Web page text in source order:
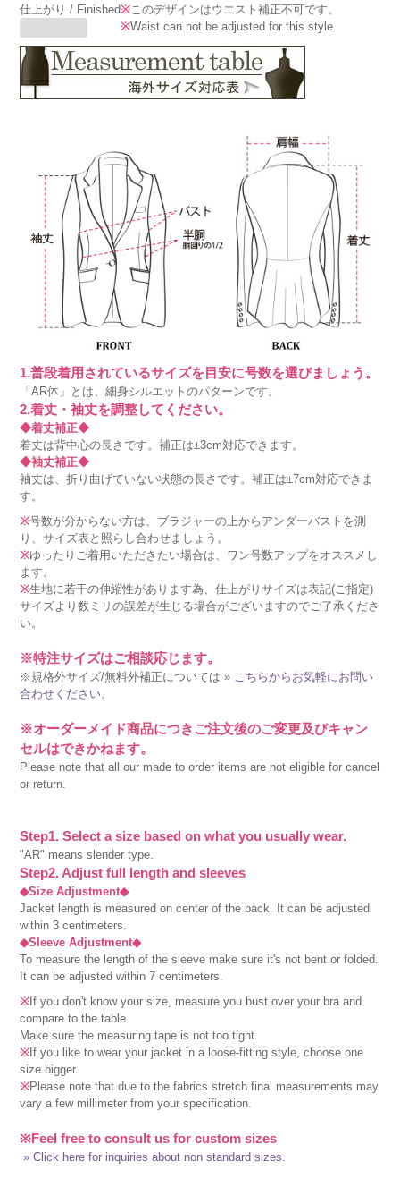
仕上がり / Finished※このデザインはウエスト補正不可です。
※Waist can not be adjusted for this style.
1.普段着用されているサイズを目安に号数を選びましょう。
「AR体」とは、細身シルエットのパターンです。
2.着丈・袖丈を調整してください。
◆着丈補正◆
着丈は背中心の長さです。補正は±3cm対応できます。
◆袖丈補正◆
袖丈は、折り曲げていない状態の長さです。補正は±7cm対応できま
す。
※号数が分からない方は、ブラジャーの上からアンダーバストを測
り、サイズ表と照らし合わせましょう。
※ゆったりご着用いただきたい場合は、ワン号数アップをオススメし
ます。
※生地に若干の伸縮性があります為、仕上がりサイズは表記(ご指定)
サイズより数ミリの誤差が生じる場合がございますのでご了承くださ
い。
※特注サイズはご相談応じます。
※規格外サイズ/無料外補正については » こちらからお気軽にお問い
合わせください。
※オーダーメイド商品につきご注文後のご変更及びキャン
セルはできかねます。
Please note that all our made to order items are not eligible for cancel
or return.
Step1. Select a size based on what you usually wear.
"AR" means slender type.
Step2. Adjust full length and sleeves
◆Size Adjustment◆
Jacket length is measured on center of the back. It can be adjusted
within 3 centimeters.
◆Sleeve Adjustment◆
To measure the length of the sleeve make sure it's not bent or folded.
It can be adjusted within 7 centimeters.
※ If you don't know your size, measure you bust over your bra and
compare to the table.
Make sure the measuring tape is not too tight.
※ If you like to wear your jacket in a loose-fitting style, choose one
size bigger.
※Please note that due to the fabrics stretch final measurements may
vary a few millimeter from your specification.
※Feel free to consult us for custom sizes
» Click here for inquiries about non standard sizes.